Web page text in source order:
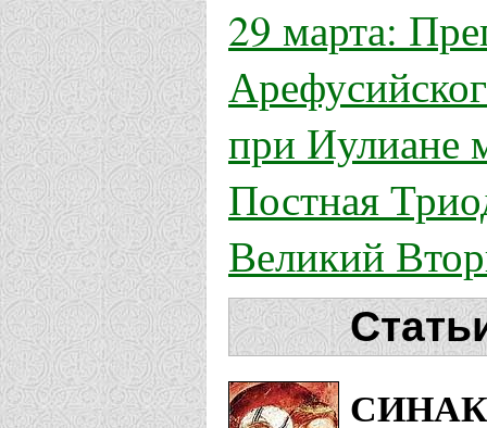
29 марта:
при Иулиане
Постная
Великий